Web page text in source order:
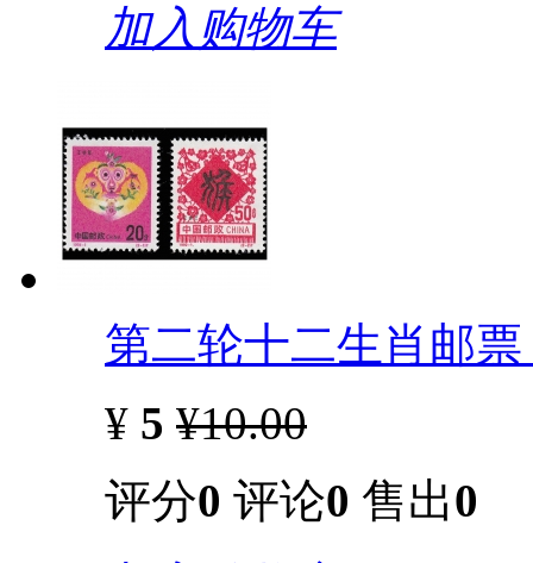
加入购物车
第二轮十二生肖邮
¥ 5 ¥10.00
评分0 评论0 售出0